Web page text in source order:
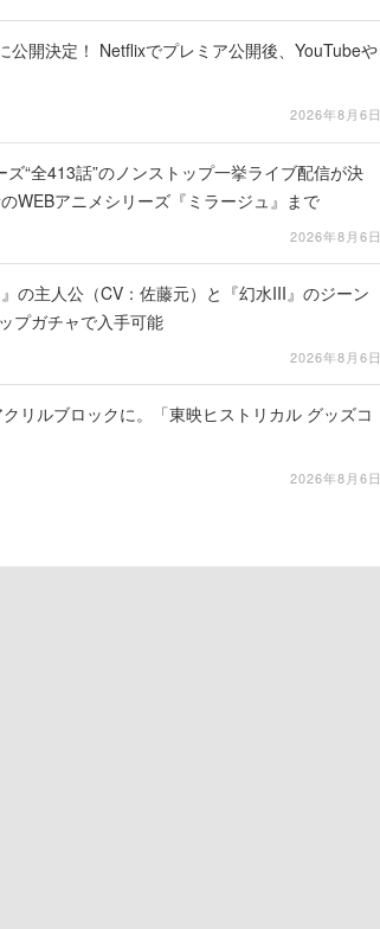
公開決定！ Netflixでプレミア公開後、YouTubeや
2026年8月6日
“全413話”のノンストップ一挙ライブ配信が決
WEBアニメシリーズ『ミラージュ』まで
2026年8月6日
の主人公（CV：佐藤元）と『幻水III』のジーン
プガチャで入手可能
2026年8月6日
クリルブロックに。「東映ヒストリカル グッズコ
2026年8月6日